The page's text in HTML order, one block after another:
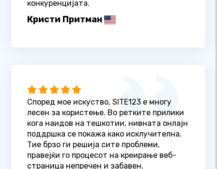
конкуренцијата.
Кристи Притман
Според мое искуство, SITE123 е многу
лесен за користење. Во ретките прилики
кога наидов на тешкотии, нивната онлајн
поддршка се покажа како исклучителна.
Тие брзо ги решија сите проблеми,
правејќи го процесот на креирање веб-
страница непречен и забавен.